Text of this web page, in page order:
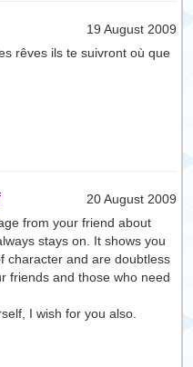
19 August 2009
rêves ils te suivront où que
20 August 2009
from your friend about
stays on. It shows you
character and are doubtless
friends and those who need
I wish for you also.